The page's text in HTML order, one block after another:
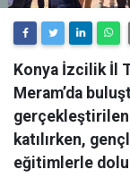
Konya İzcilik İl
Meram’da
katılırken,
eğitimlerle